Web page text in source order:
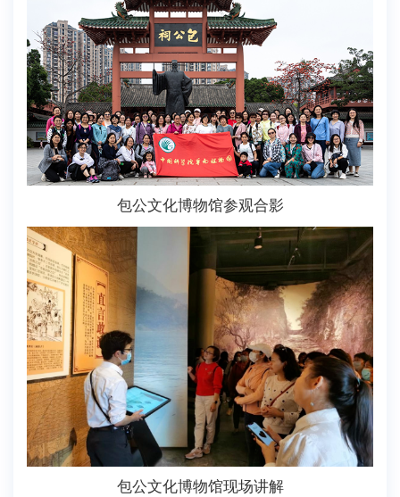
包公文化博物馆参观合影
包公文化博物馆现场讲解